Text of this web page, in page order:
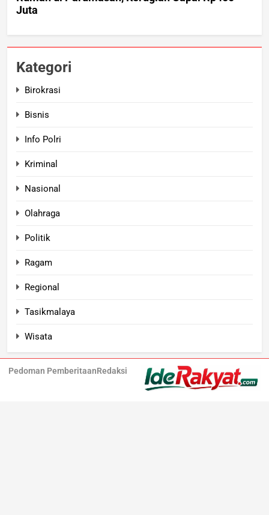
Kategori
Birokrasi
Bisnis
Info Polri
Kriminal
Nasional
Olahraga
Politik
Ragam
Regional
Tasikmalaya
Wisata
Pedoman PemberitaanRedaksi